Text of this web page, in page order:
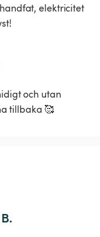
elektricitet
och utan
tillbaka 🥰